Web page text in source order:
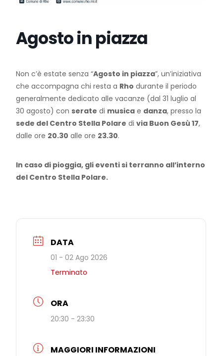
Agosto in piazza
Non c’è estate senza “Agosto in piazza”, un’iniziativa
che accompagna chi resta a Rho durante il periodo
generalmente dedicato alle vacanze (dal 31 luglio al
30 agosto) con serate di musica e danza, presso la
sede del Centro Stella Polare divia Buon Gesù 17,
dalle ore 20.30 alle ore 23.30.
In caso di pioggia, gli eventi si terranno all’interno
del Centro Stella Polare.
DATA
01 - 02 Ago 2026
Terminato
ORA
20:30 - 23:30
MAGGIORI INFORMAZIONI